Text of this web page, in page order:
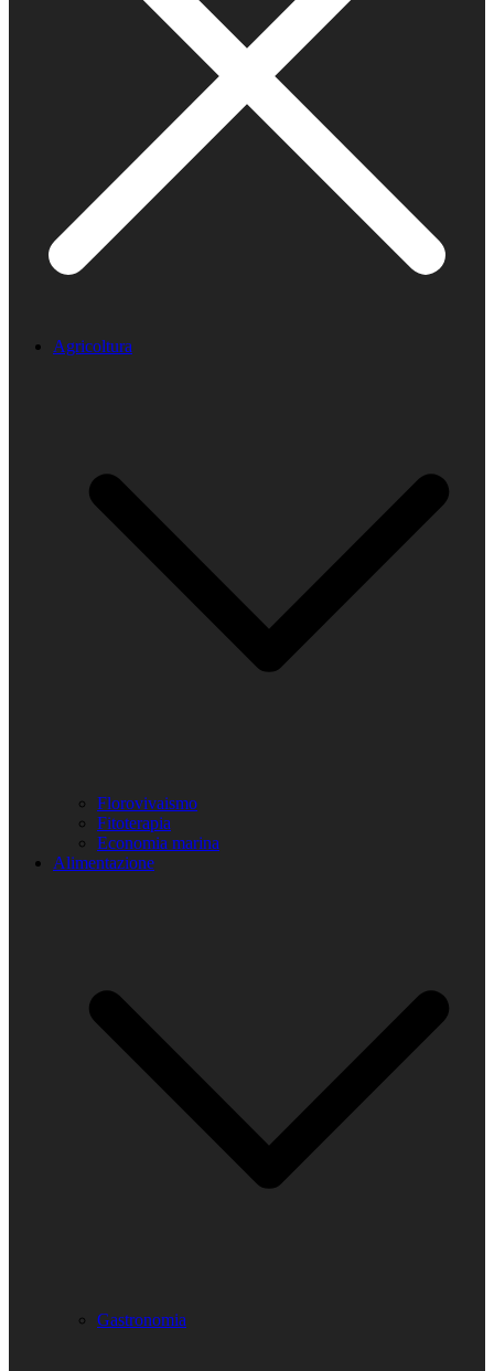
Agricoltura
Florovivaismo
Fitoterapia
Economia marina
Alimentazione
Gastronomia